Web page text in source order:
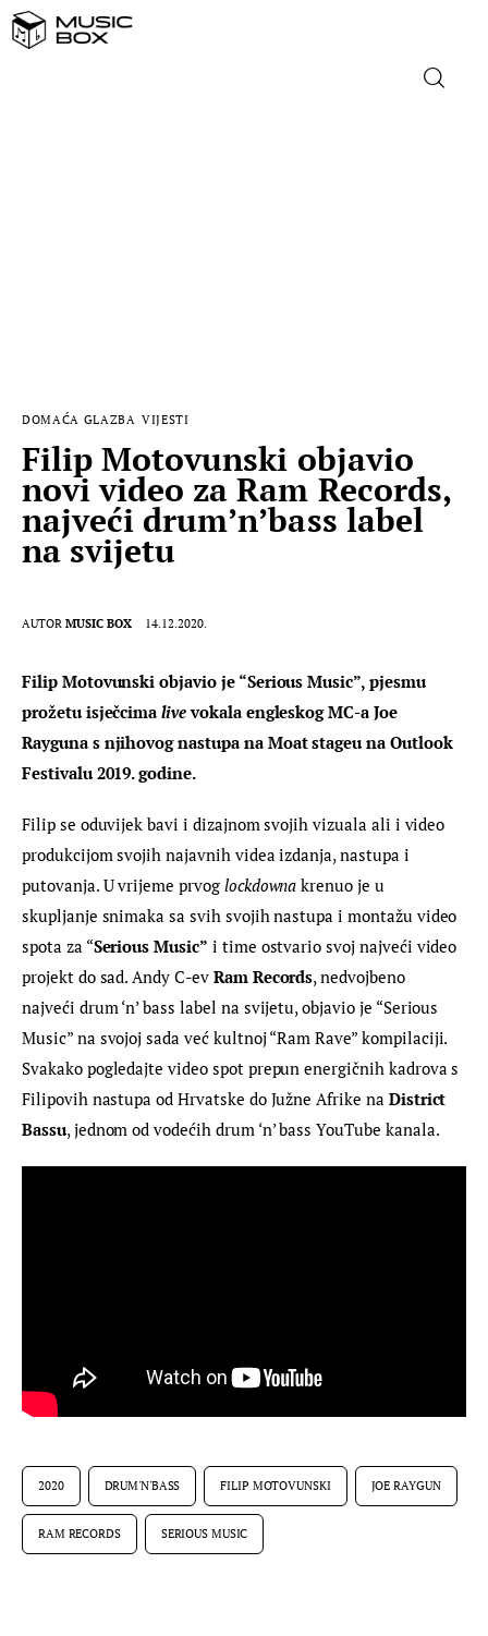
DOMAĆA GLAZBA VIJESTI
Filip Motovunski objavio
novi video za Ram Records,
najveći drum’n’bass label
na svijetu
AUTOR MUSIC BOX 14.12.2020.
Filip Motovunski objavio je “Serious Music”, pjesmu
prožetu isječcima live vokala engleskog MC-a Joe
Rayguna s njihovog nastupa na Moat stageu na Outlook
Festivalu 2019. godine.
Filip se oduvijek bavi i dizajnom svojih vizuala ali i video
produkcijom svojih najavnih videa izdanja, nastupa i
putovanja. U vrijeme prvog lockdowna krenuo je u
skupljanje snimaka sa svih svojih nastupa i montažu video
spota za “Serious Music” i time ostvario svoj najveći video
projekt do sad. Andy C-ev Ram Records, nedvojbeno
najveći drum ‘n’ bass label na svijetu, objavio je “Serious
Music” na svojoj sada već kultnoj “Ram Rave” kompilaciji.
Svakako pogledajte video spot prepun energičnih kadrova s
Filipovih nastupa od Hrvatske do Južne Afrike na District
Bassu, jednom od vodećih drum ‘n’ bass YouTube kanala.​
2020 DRUM'N'BASS FILIP MOTOVUNSKI JOE RAYGUN
RAM RECORDS SERIOUS MUSIC